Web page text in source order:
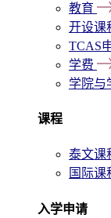
教育
开设课
TCAS
学费
学院与
课程
泰文课
国际课
入学申请